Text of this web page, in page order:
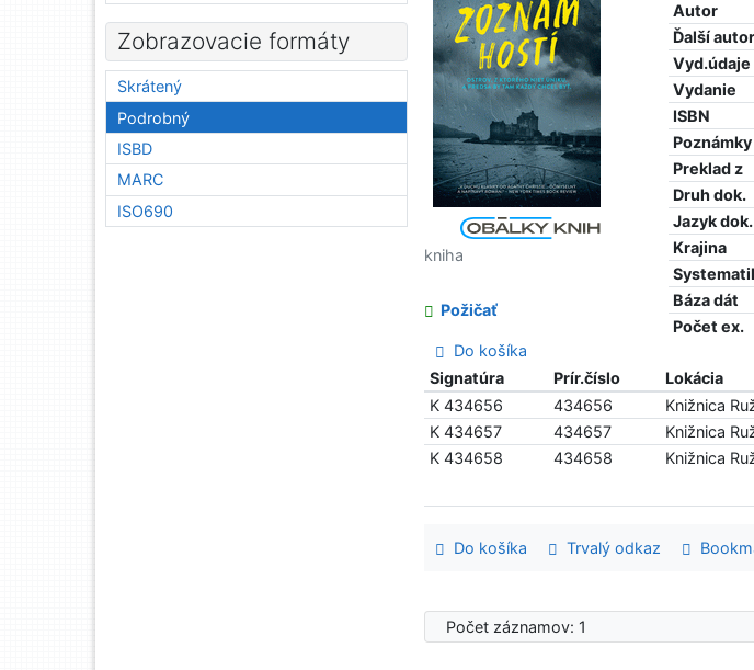
Autor
Ďalší
Vyd.údaje
Vydanie
ISBN
Poznámky
Preklad z
Druh dok.
Jazyk dok.
Krajina
Báza dát
Počet ex.
kniha
Požičať
Do košíka
Signatúra
Prír.číslo Lokácia
K 434656
434656 Knižnica
K 434657
434657 Knižnica
K 434658
434658 Knižnica
Do košíka Trvalý odkaz
Počet záznamov: 1
Zobrazovacie formáty
Skrátený
Podrobný
ISBD
MARC
ISO690